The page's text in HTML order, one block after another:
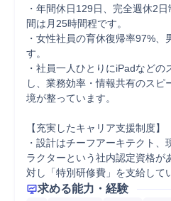
・年間休日129日、完全週休2
間は月25時間程です。
・女性社員の育休復帰率97%
す。
・社員一人ひとりにiPadなどの
し、業務効率・情報共有のスピ
境が整っています。
【充実したキャリア支援制度】
・設計はチーフアーキテクト、
ラクターという社内認定資格が
対し「特別研修費」を支給して
求める能力・経験